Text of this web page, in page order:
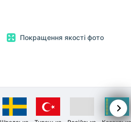
Покращення якості фото